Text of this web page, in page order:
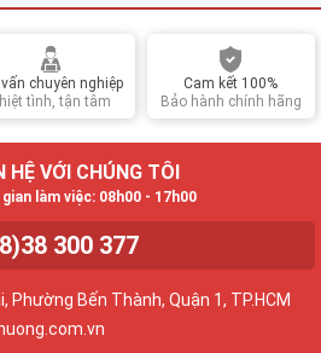
chuyên nghiệp
tình, tận tâm
Cam kết 100%
Bảo hành chính hãng
HỆ VỚI CHÚNG TÔI
làm việc: 08h00 - 17h00
300 377
Phường Bến Thành, Quận 1, TP.HCM